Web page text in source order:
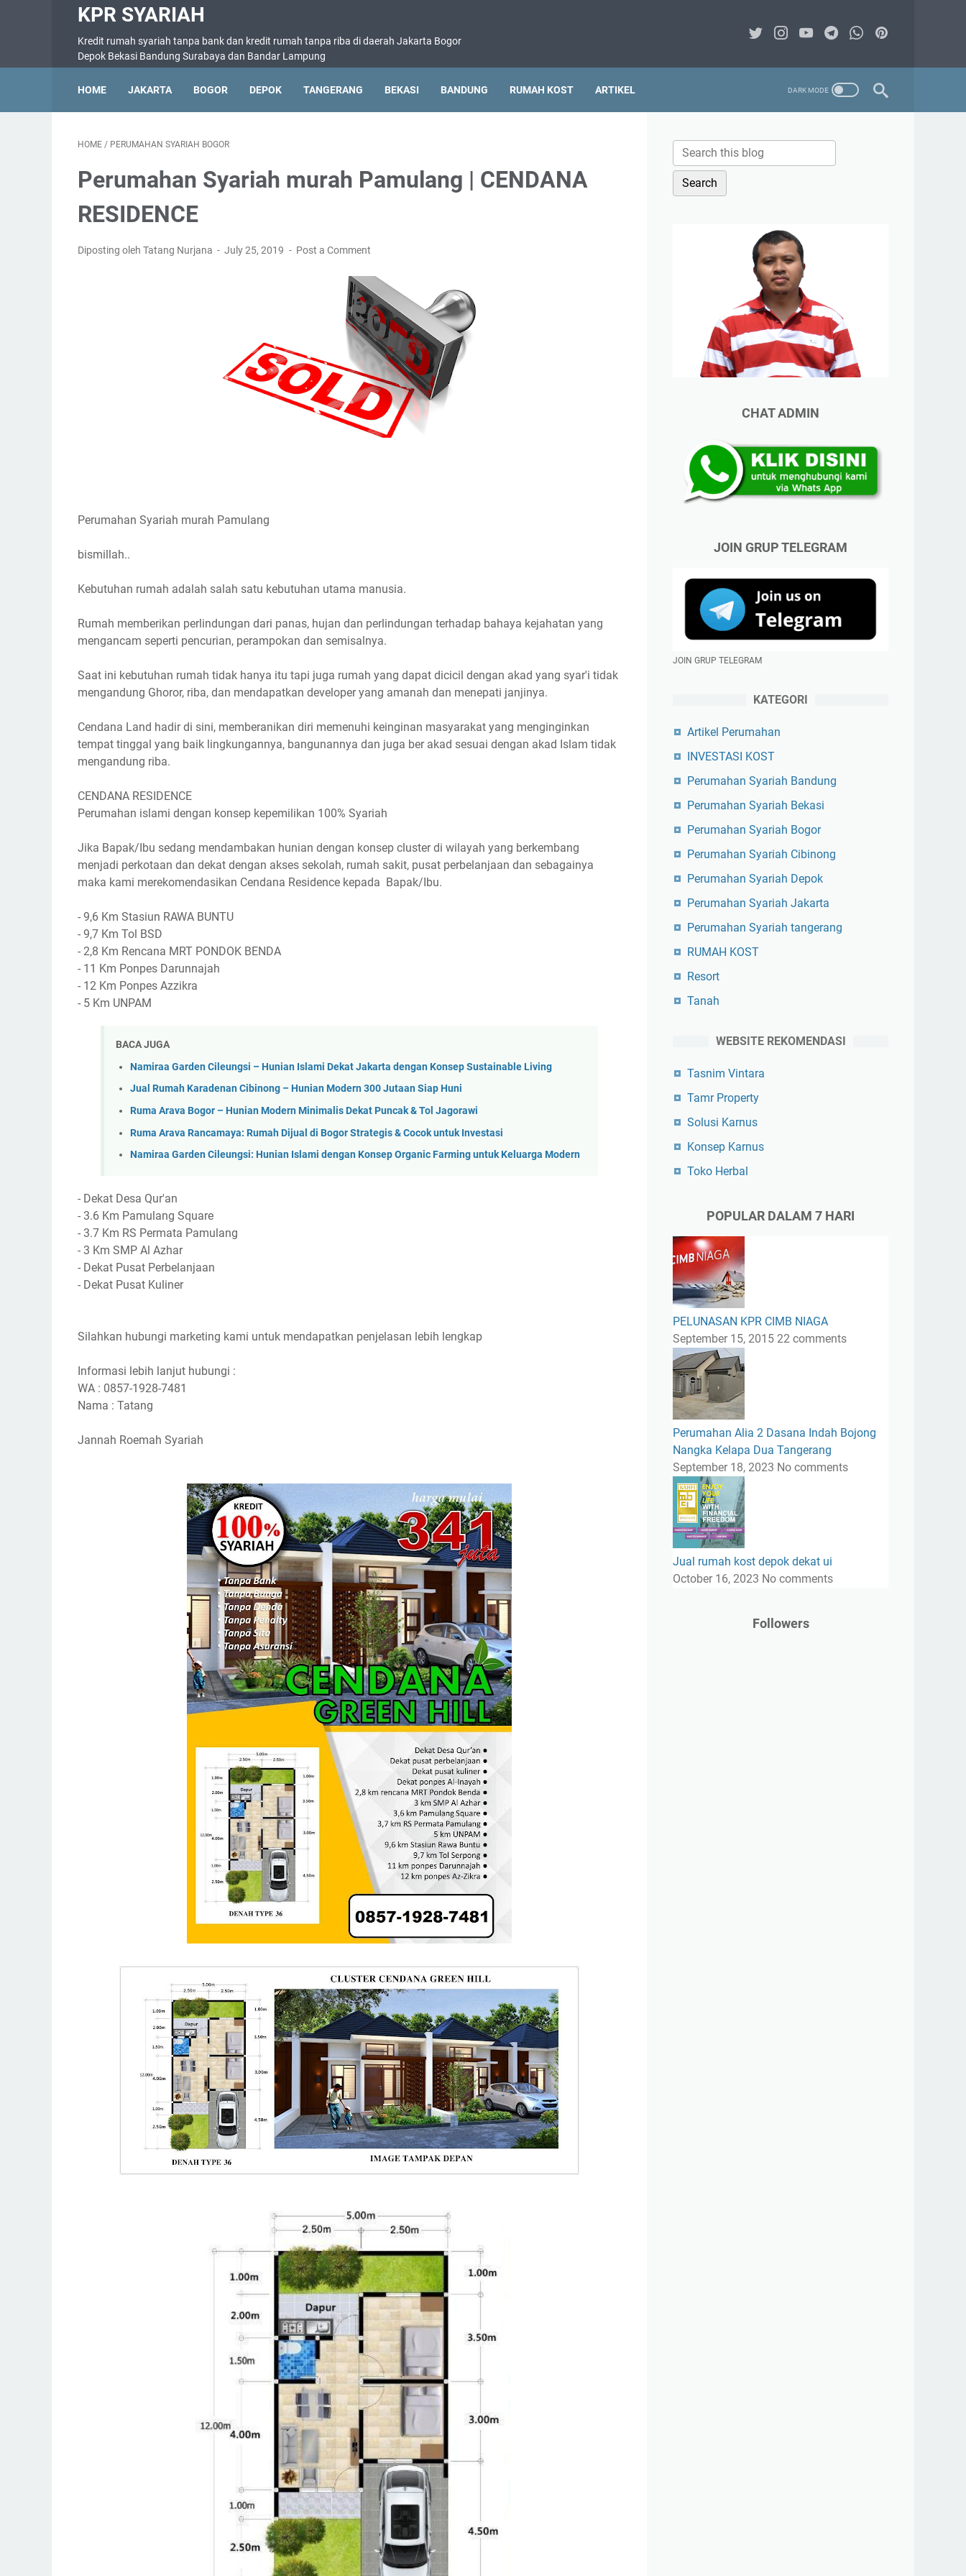
KPR SYARIAH
Kredit rumah syariah tanpa bank dan kredit rumah tanpa riba di daerah Jakarta Bogor
Depok Bekasi Bandung Surabaya dan Bandar Lampung
HOME JAKARTA BOGOR DEPOK TANGERANG BEKASI BANDUNG RUMAH KOST ARTIKEL
HOME / PERUMAHAN SYARIAH BOGOR
Perumahan Syariah murah Pamulang | CENDANA
RESIDENCE
Diposting oleh Tatang Nurjana July 25, 2019 Post a Comment
Perumahan Syariah murah Pamulang
bismillah..
Kebutuhan rumah adalah salah satu kebutuhan utama manusia.
Rumah memberikan perlindungan dari panas, hujan dan perlindungan terhadap bahaya kejahatan yang
mengancam seperti pencurian, perampokan dan semisalnya.
Saat ini kebutuhan rumah tidak hanya itu tapi juga rumah yang dapat dicicil dengan akad yang syar'i tidak
mengandung Ghoror, riba, dan mendapatkan developer yang amanah dan menepati janjinya.
Cendana Land hadir di sini, memberanikan diri memenuhi keinginan masyarakat yang menginginkan
tempat tinggal yang baik lingkungannya, bangunannya dan juga ber akad sesuai dengan akad Islam tidak
mengandung riba.
CENDANA RESIDENCE
Perumahan islami dengan konsep kepemilikan 100% Syariah
Jika Bapak/Ibu sedang mendambakan hunian dengan konsep cluster di wilayah yang berkembang
menjadi perkotaan dan dekat dengan akses sekolah, rumah sakit, pusat perbelanjaan dan sebagainya
maka kami merekomendasikan Cendana Residence kepada Bapak/Ibu.
- 9,6 Km Stasiun RAWA BUNTU
- 9,7 Km Tol BSD
- 2,8 Km Rencana MRT PONDOK BENDA
- 11 Km Ponpes Darunnajah
- 12 Km Ponpes Azzikra
- 5 Km UNPAM
BACA JUGA
Namiraa Garden Cileungsi – Hunian Islami Dekat Jakarta dengan Konsep Sustainable Living
Jual Rumah Karadenan Cibinong – Hunian Modern 300 Jutaan Siap Huni
Ruma Arava Bogor – Hunian Modern Minimalis Dekat Puncak & Tol Jagorawi
Ruma Arava Rancamaya: Rumah Dijual di Bogor Strategis & Cocok untuk Investasi
Namiraa Garden Cileungsi: Hunian Islami dengan Konsep Organic Farming untuk Keluarga Modern
- Dekat Desa Qur'an
- 3.6 Km Pamulang Square
- 3.7 Km RS Permata Pamulang
- 3 Km SMP Al Azhar
- Dekat Pusat Perbelanjaan
- Dekat Pusat Kuliner
Silahkan hubungi marketing kami untuk mendapatkan penjelasan lebih lengkap
Informasi lebih lanjut hubungi :
WA : 0857-1928-7481
Nama : Tatang
Jannah Roemah Syariah
CHAT ADMIN
JOIN GRUP TELEGRAM
JOIN GRUP TELEGRAM
KATEGORI
Artikel Perumahan
INVESTASI KOST
Perumahan Syariah Bandung
Perumahan Syariah Bekasi
Perumahan Syariah Bogor
Perumahan Syariah Cibinong
Perumahan Syariah Depok
Perumahan Syariah Jakarta
Perumahan Syariah tangerang
RUMAH KOST
Resort
Tanah
WEBSITE REKOMENDASI
Tasnim Vintara
Tamr Property
Solusi Karnus
Konsep Karnus
Toko Herbal
POPULAR DALAM 7 HARI
PELUNASAN KPR CIMB NIAGA
September 15, 2015 22 comments
Perumahan Alia 2 Dasana Indah Bojong
Nangka Kelapa Dua Tangerang
September 18, 2023 No comments
Jual rumah kost depok dekat ui
October 16, 2023 No comments
Followers